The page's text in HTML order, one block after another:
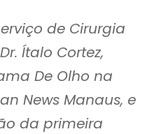
de Cirurgia
Ítalo Cortez,
De Olho na
News Manaus, e
da primeira